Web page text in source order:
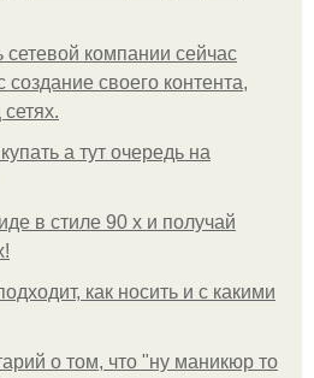
сетевой компании сейчас
своего контента,
а тут очередь на
в стиле 90 х и получай
как носить и с какими
о том, что "ну маникюр то